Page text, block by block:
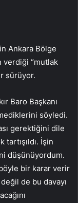
Ankara Bölge
verdiği “mutlak
sürüyor.
Baro Başkanı
söyledi.
gerektiğini dile
İşin
düşünüyordum.
bir karar verir
de bu davayı